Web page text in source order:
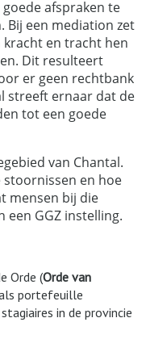
afspraken te
Bij een mediation zet
kracht en tracht hen
Dit resulteert
er geen rechtbank
streeft ernaar dat de
tot een goede
van Chantal.
stoornissen en hoe
mensen bij die
GGZ instelling.
Orde (Orde van
portefeuille
in de provincie